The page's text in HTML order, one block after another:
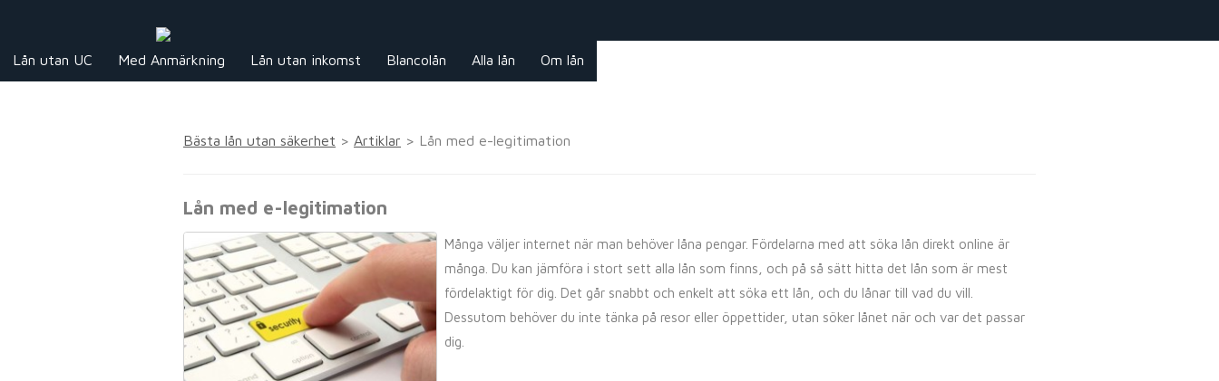
Lån utan UC Med Anmärkning Lån utan inkomst Blancolån Alla lån Om lån
Bästa lån utan säkerhet > Artiklar > Lån med e-legitimation
Lån med e-legitimation
Många väljer internet när man behöver låna pengar. Fördelarna med att söka lån direkt online är
många. Du kan jämföra i stort sett alla lån som finns, och på så sätt hitta det lån som är mest
fördelaktigt för dig. Det går snabbt och enkelt att söka ett lån, och du lånar till vad du vill.
Dessutom behöver du inte tänka på resor eller öppettider, utan söker lånet när och var det passar
dig.